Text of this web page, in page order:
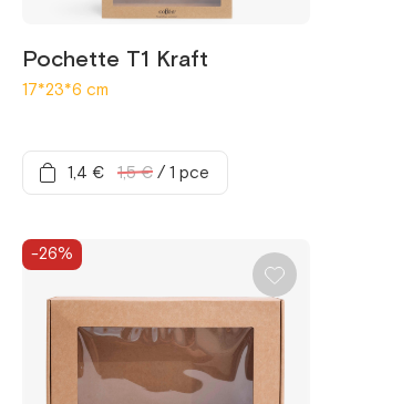
Pochette T1 Kraft
17*23*6 cm
1,4 € 1,5 € /1 pce
-26%